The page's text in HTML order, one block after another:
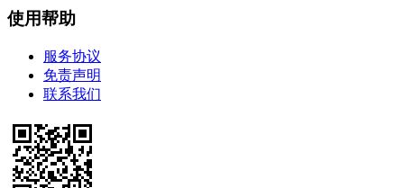
使用帮助
服务协议
免责声明
联系我们